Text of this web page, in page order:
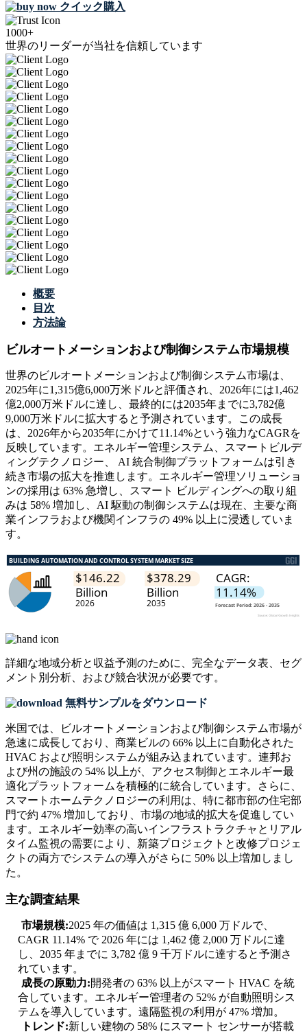
クイック購入
1000+
世界のリーダーが当社を信頼しています
概要
目次
方法論
ビルオートメーションおよび制御システム市場規模
世界のビルオートメーションおよび制御システム市場は、
2025年に1,315億6,000万米ドルと評価され、2026年には1,462
億2,000万米ドルに達し、最終的には2035年までに3,782億
9,000万米ドルに拡大すると予測されています。この成長
は、2026年から2035年にかけて11.14%という強力なCAGRを
反映しています。エネルギー管理システム、スマートビルデ
ィングテクノロジー、 AI 統合制御プラットフォームは引き
続き市場の拡大を推進します。エネルギー管理ソリューショ
ンの採用は 63% 急増し、スマート ビルディングへの取り組
みは 58% 増加し、AI 駆動の制御システムは現在、主要な商
業インフラおよび機関インフラの 49% 以上に浸透していま
す。
詳細な地域分析と収益予測のために、 完全なデータ表、セグ
メント別分析、および競合状況が必要です。
無料サンプルをダウンロード
米国では、ビルオートメーションおよび制御システム市場が
急速に成長しており、商業ビルの 66% 以上に自動化された
HVAC および照明システムが組み込まれています。連邦お
よび州の施設の 54% 以上が、アクセス制御とエネルギー最
適化プラットフォームを積極的に統合しています。さらに、
スマートホームテクノロジーの利用は、特に都市部の住宅部
門で約 47% 増加しており、市場の地域的拡大を促進してい
ます。エネルギー効率の高いインフラストラクチャとリアル
タイム監視の需要により、新築プロジェクトと改修プロジェ
クトの両方でシステムの導入がさらに 50% 以上増加しまし
た。
主な調査結果
市場規模:2025 年の価値は 1,315 億 6,000 万ドルで、
CAGR 11.14% で 2026 年には 1,462 億 2,000 万ドルに達
し、2035 年までに 3,782 億 9 千万ドルに達すると予測さ
れています。
成長の原動力:開発者の 63% 以上がスマート HVAC を統
合しています。エネルギー管理者の 52% が自動照明シス
テムを導入しています。遠隔監視の利用が 47% 増加。
トレンド:新しい建物の 58% にスマート センサーが搭載